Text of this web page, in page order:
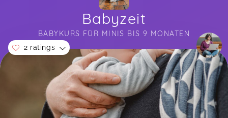
Babyzeit
BABYKURS FÜR MINIS BIS 9 MONATEN
Soon you will learn more about me here...
2 ratings
Ein wirklich toller Kurs zum Austausch über ganz
viele verschiedene Mama und Baby Themen.
Nina,Mar 08